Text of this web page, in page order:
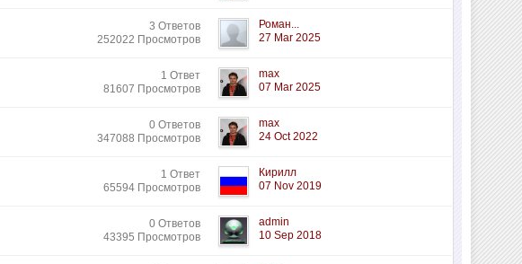
3 Ответов
252022 Просмотров
Роман...
27 Mar 2025
1 Ответ
81607 Просмотров
max
07 Mar 2025
0 Ответов
347088 Просмотров
max
24 Oct 2022
1 Ответ
65594 Просмотров
Кирилл
07 Nov 2019
0 Ответов
43395 Просмотров
admin
10 Sep 2018